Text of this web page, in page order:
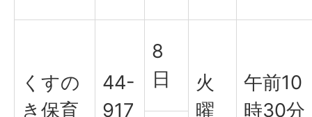
くすの
き保育
44-
917
8
日
火
曜
午前10
時30分